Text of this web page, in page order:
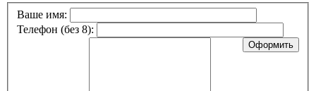
Ваше имя:
Телефон (без 8):
Оформить